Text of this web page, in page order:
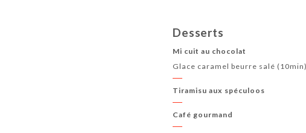
Desserts
Mi cuit au chocolat
Glace caramel beurre salé (10min)
Tiramisu aux spéculoos
Café gourmand